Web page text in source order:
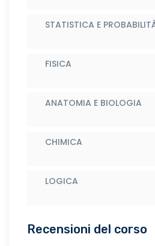
STATISTICA E
FISICA
ANATOMIA E BIOLOGIA
CHIMICA
LOGICA
Recensioni del corso